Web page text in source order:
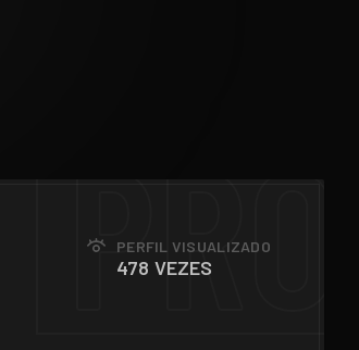
PERFIL VISUALIZADO
478 VEZES
PRO